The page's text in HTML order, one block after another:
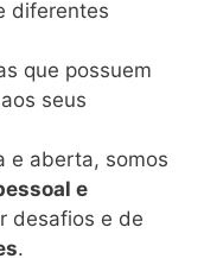
diferentes
que possuem
seus
e aberta, somos
e
desafios e de
.